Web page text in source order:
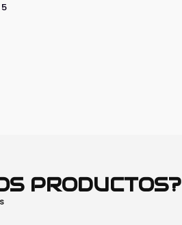
PRODUCTOS?